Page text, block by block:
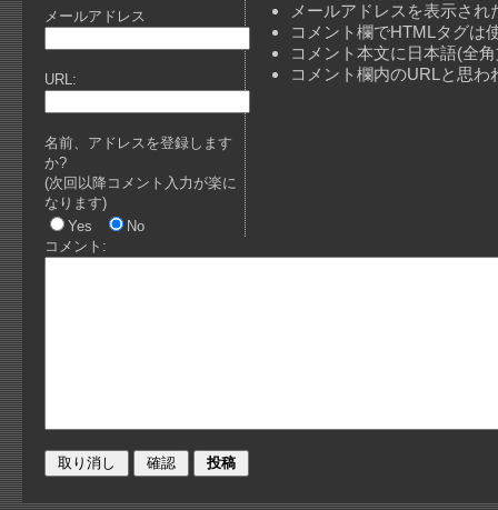
メールアドレス
URL:
名前、アドレスを登録します
か?
(次回以降コメント入力が楽に
なります)
Yes
No
メールアドレスを表示さ
コメント欄でHTMLタグは
コメント本文に日本語(全
コメント欄内のURLと思
コメント: